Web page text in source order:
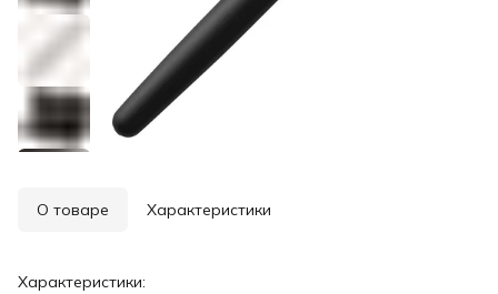
О товаре Характеристики
Характеристики: